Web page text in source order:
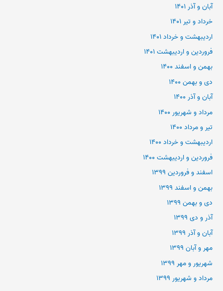
آبان و آذر ۱۴۰۱
خرداد و تیر ۱۴۰۱
اردیبهشت و خرداد ۱۴۰۱
فروردین و اردیبهشت ۱۴۰۱
بهمن و اسفند ۱۴۰۰
دی و بهمن ۱۴۰۰
آبان و آذر ۱۴۰۰
مرداد و شهریور ۱۴۰۰
تیر و مرداد ۱۴۰۰
اردیبهشت و خرداد ۱۴۰۰
فروردین و اردیبهشت ۱۴۰۰
اسفند و فروردین ۱۳۹۹
بهمن و اسفند ۱۳۹۹
دی و بهمن ۱۳۹۹
آذر و دی ۱۳۹۹
آبان و آذر ۱۳۹۹
مهر و آبان ۱۳۹۹
شهریور و مهر ۱۳۹۹
مرداد و شهریور ۱۳۹۹